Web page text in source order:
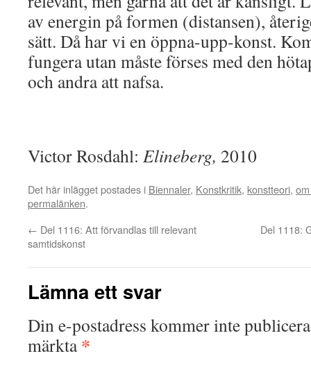
av energin på formen (distansen),
sätt. Då har vi en öppna-upp-konst.
fungera utan måste förses med den
och andra att nafsa.
Victor Rosdahl: Elineberg, 2010
Det här inlägget postades i Biennaler, Konstkritik, konstteori,
permalänken.
← Del 1116: Att förvandlas till relevant
samtidskonst
Del 1118:
Lämna ett svar
Din e-postadress kommer inte
märkta*